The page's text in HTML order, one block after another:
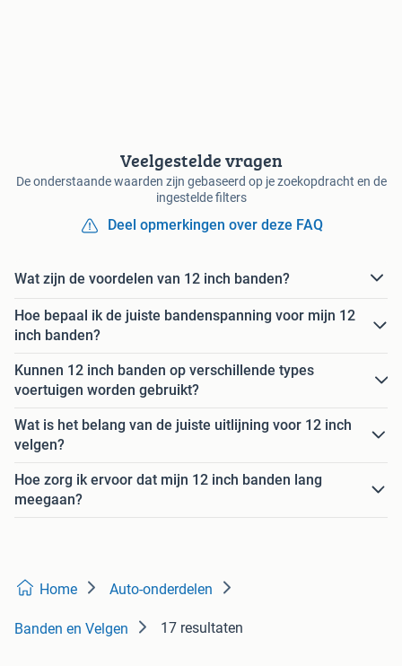
Veelgestelde vragen
De onderstaande waarden zijn gebaseerd op je zoekopdracht en de
ingestelde filters
Deel opmerkingen over deze FAQ
Wat zijn de voordelen van 12 inch banden?
Hoe bepaal ik de juiste bandenspanning voor mijn 12
inch banden?
Kunnen 12 inch banden op verschillende types
voertuigen worden gebruikt?
Wat is het belang van de juiste uitlijning voor 12 inch
velgen?
Hoe zorg ik ervoor dat mijn 12 inch banden lang
meegaan?
Home Auto-onderdelen
Banden en Velgen 17 resultaten